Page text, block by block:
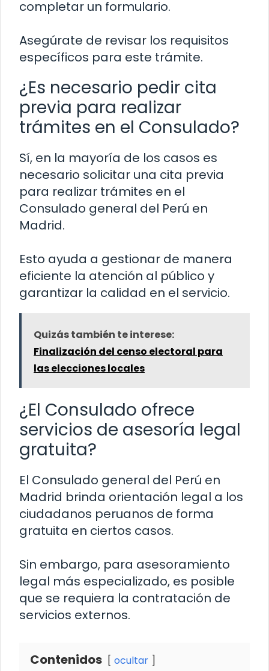
completar un formulario.
Asegúrate de revisar los requisitos
específicos para este trámite.
¿Es necesario pedir cita
previa para realizar
trámites en el Consulado?
Sí, en la mayoría de los casos es
necesario solicitar una cita previa
para realizar trámites en el
Consulado general del Perú en
Madrid.
Esto ayuda a gestionar de manera
eficiente la atención al público y
garantizar la calidad en el servicio.
Quizás también te interese:
Finalización del censo electoral para
las elecciones locales
¿El Consulado ofrece
servicios de asesoría legal
gratuita?
El Consulado general del Perú en
Madrid brinda orientación legal a los
ciudadanos peruanos de forma
gratuita en ciertos casos.
Sin embargo, para asesoramiento
legal más especializado, es posible
que se requiera la contratación de
servicios externos.
Contenidos ocultar